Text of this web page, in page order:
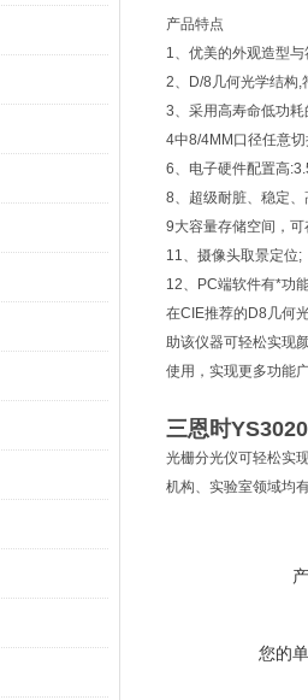
产品特点
1、优美的外观造型
2、D/8几何光学结构
3、采用高寿命低功
4中8/4MM口径任意
6、电子硬件配置高
8、超级耐脏、稳定
9大容量存储空间，
11、摄像头取景定位;
12、PC端软件有*功
在CIE推荐的D8几何
助该仪器可轻松实现
使用，实现更多功能
三恩时
光栅分光仪可轻松实
机构、实验室领域均
您的